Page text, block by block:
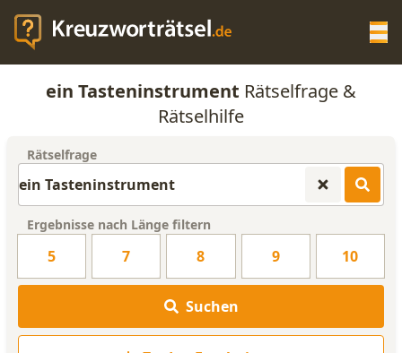
KREUZWORTRÄTSEL-HILFE
ANAGRAMM-GENERATOR
WORTLISTE
ein Tasteninstrument Rätselfrage &
Rätselhilfe
Rätselfrage
Ergebnisse nach Länge filtern
5 7 8 9 10
Suchen